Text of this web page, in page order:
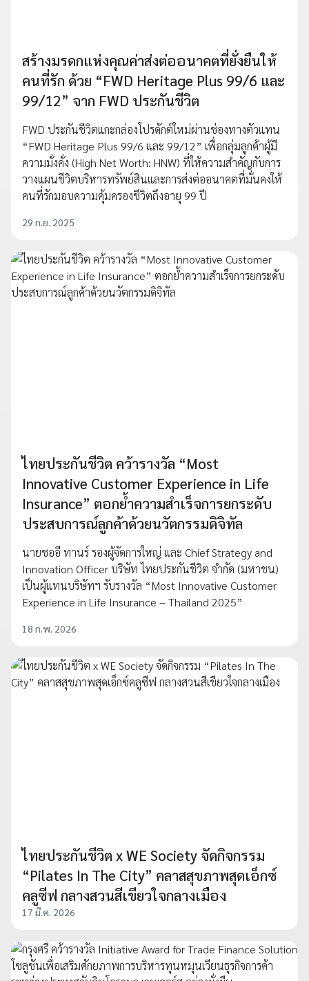
สร้างมรดกแห่งคุณค่าส่งต่ออนาคตที่ยั่งยืนให้
คนที่รัก ด้วย “FWD Heritage Plus 99/6 และ
99/12” จาก FWD ประกันชีวิต
FWD ประกันชีวิตแกะกล่องโปรดักต์ใหม่ผ่านช่องทางตัวแทน
“FWD Heritage Plus 99/6 และ 99/12” เพื่อกลุ่มลูกค้าผู้มี
ความมั่งคั่ง (High Net Worth: HNW) ที่ให้ความสำคัญกับการ
วางแผนชีวิตบริหารทรัพย์สินและการส่งต่ออนาคตที่มั่นคงให้
คนที่รักมอบความคุ้มครองชีวิตถึงอายุ 99 ปี
29 ก.ย. 2025
ไทยประกันชีวิต คว้ารางวัล “Most
Innovative Customer Experience in Life
Insurance” ตอกย้ำความสำเร็จการยกระดับ
ประสบการณ์ลูกค้าด้วยนวัตกรรมดิจิทัล
นายชออี ทานร์ รองผู้จัดการใหญ่ และ Chief Strategy and
Innovation Officer บริษัท ไทยประกันชีวิต จำกัด (มหาชน)
เป็นผู้แทนบริษัทฯ รับรางวัล “Most Innovative Customer
Experience in Life Insurance – Thailand 2025”
18 ก.พ. 2026
ไทยประกันชีวิต x WE Society จัดกิจกรรม
“Pilates In The City” คลาสสุขภาพสุดเอ็กซ์
คลูซีฟ กลางสวนสีเขียวใจกลางเมือง
17 มี.ค. 2026